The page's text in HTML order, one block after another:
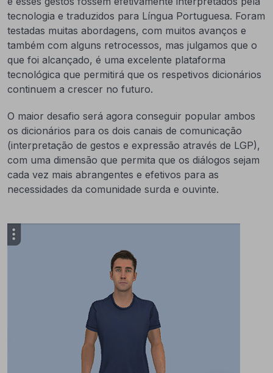
tecnologia e traduzidos para Língua Portuguesa. Foram
testadas muitas abordagens, com muitos avanços e
também com alguns retrocessos, mas julgamos que o
que foi alcançado, é uma excelente plataforma
tecnológica que permitirá que os respetivos dicionários
continuem a crescer no futuro.
O maior desafio será agora conseguir popular ambos
os dicionários para os dois canais de comunicação
(interpretação de gestos e expressão através de LGP),
com uma dimensão que permita que os diálogos sejam
cada vez mais abrangentes e efetivos para as
necessidades da comunidade surda e ouvinte.